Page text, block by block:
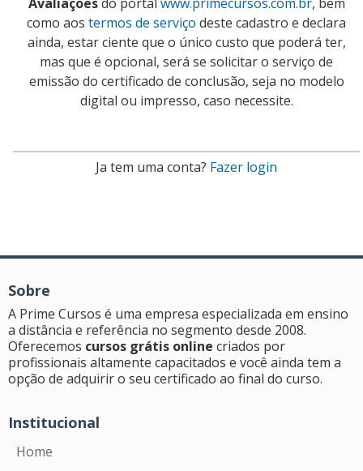
como aos termos de serviço deste cadastro e declara
ainda, estar ciente que o único custo que poderá ter,
mas que é opcional, será se solicitar o serviço de
emissão do certificado de conclusão, seja no modelo
digital ou impresso, caso necessite.
Ja tem uma conta? Fazer login
Sobre
A Prime Cursos é uma empresa especializada em ensino
a distância e referência no segmento desde 2008.
Oferecemos cursos grátis online criados por
profissionais altamente capacitados e você ainda tem a
opção de adquirir o seu certificado ao final do curso.
Institucional
Home